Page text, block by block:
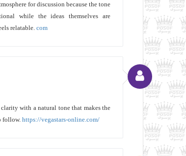
for discussion because the tone
while the ideas themselves are
relatable. com
with a natural tone that makes the
follow. https://vegastars-online.com/